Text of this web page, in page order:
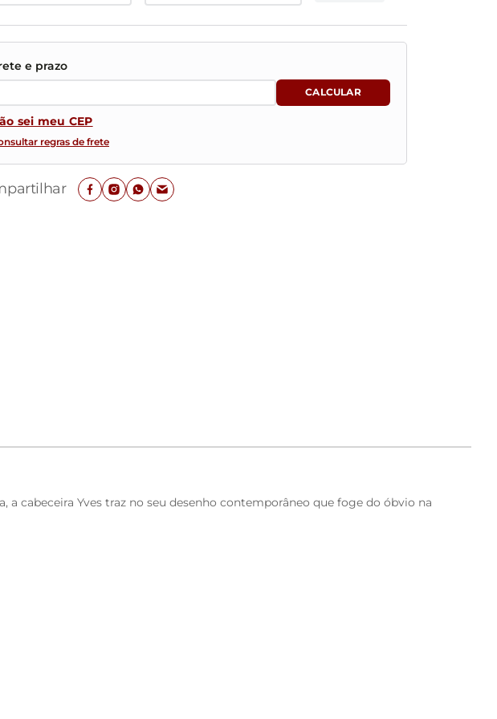
sei meu CEP
regras de frete
cabeceira Yves traz no seu desenho contemporâneo que foge do óbvio na